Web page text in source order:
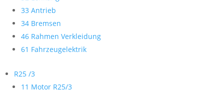
33 Antrieb
34 Bremsen
46 Rahmen Verkleidung
61 Fahrzeugelektrik
R25 /3
11 Motor R25/3